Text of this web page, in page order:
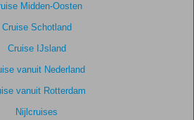
Midden-Oosten
Cruise Schotland
Cruise IJsland
vanuit Nederland
vanuit Rotterdam
Nijlcruises